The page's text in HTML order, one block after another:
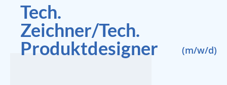
Tech.
Zeichner/Tech.
Produktdesigner
(m/w/d)